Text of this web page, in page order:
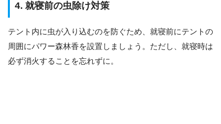
4. 就寝前の虫除け対策
テント内に虫が入り込むのを防ぐため、就寝前にテントの
周囲にパワー森林香を設置しましょう。ただし、就寝時は
必ず消火することを忘れずに。